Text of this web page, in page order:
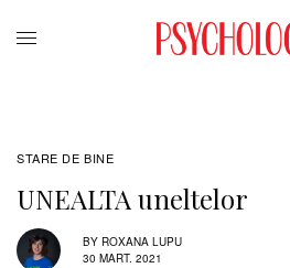
STARE DE BINE
UNEALTA uneltelor
BY ROXANA LUPU
30 MART. 2021